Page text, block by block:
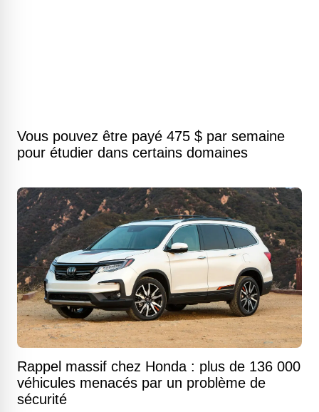
Vous pouvez être payé 475 $ par semaine
pour étudier dans certains domaines
Rappel massif chez Honda : plus de 136 000
véhicules menacés par un problème de
sécurité